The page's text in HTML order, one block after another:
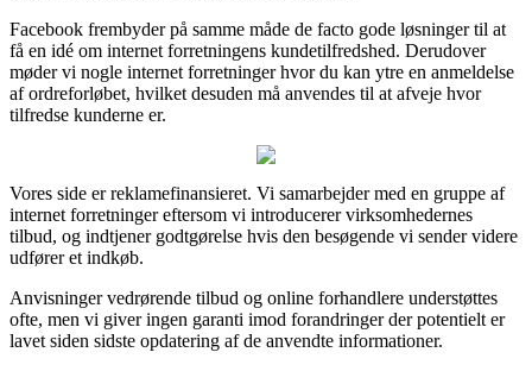
Facebook frembyder på samme måde de facto gode løsninger til at
få en idé om internet forretningens kundetilfredshed. Derudover
møder vi nogle internet forretninger hvor du kan ytre en anmeldelse
af ordreforløbet, hvilket desuden må anvendes til at afveje hvor
tilfredse kunderne er.
Vores side er reklamefinansieret. Vi samarbejder med en gruppe af
internet forretninger eftersom vi introducerer virksomhedernes
tilbud, og indtjener godtgørelse hvis den besøgende vi sender videre
udfører et indkøb.
Anvisninger vedrørende tilbud og online forhandlere understøttes
ofte, men vi giver ingen garanti imod forandringer der potentielt er
lavet siden sidste opdatering af de anvendte informationer.